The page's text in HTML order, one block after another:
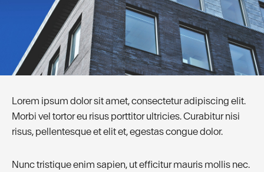
Lorem ipsum dolor sit amet, consectetur adipiscing elit.
Morbi vel tortor eu risus porttitor ultricies. Curabitur nisi
risus, pellentesque et elit et, egestas congue dolor.
Nunc tristique enim sapien, ut efficitur mauris mollis nec.